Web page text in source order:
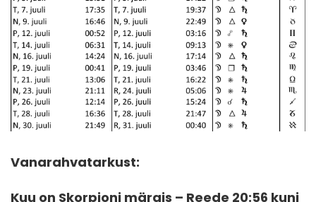
Vanarahvatarkust:
Kuu on Skorpioni märgis – Reede 20:56 kuni